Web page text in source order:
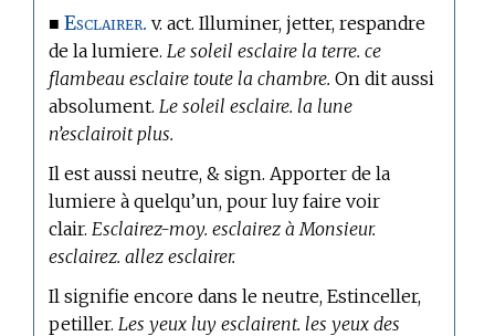
■Esclairer. v. act. Illuminer, jetter, respandre
de la lumiere.Le soleil esclaire la terre. ce
flambeau esclaire toute la chambre. On dit aussi
absolument.Le soleil esclaire. la lune
n’esclairoit plus.
Il est aussi neutre, & sign. Apporter de la
lumiere à quelqu’un, pour luy faire voir
clair.Esclairez-moy. esclairez à Monsieur.
esclairez. allez esclairer.
Il signifie encore dans le neutre, Estinceller,
petiller. Les yeux luy esclairent. les yeux des